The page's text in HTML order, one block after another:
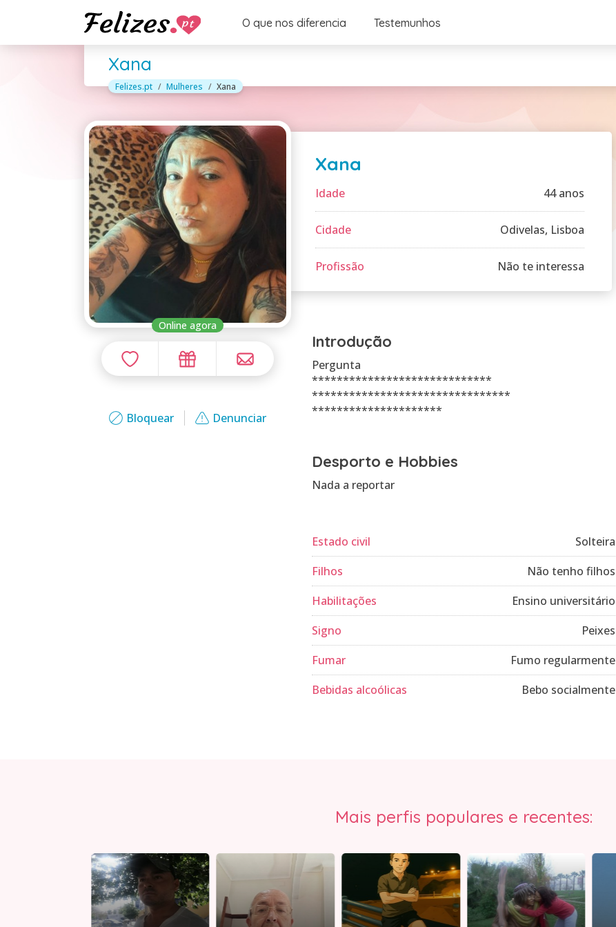
O que nos diferencia Testemunhos
Xana
Felizes.pt Mulheres Xana
Online agora
Bloquear Denunciar
Xana
Idade 44 anos
Cidade Odivelas, Lisboa
Profissão Não te interessa
Introdução
Pergunta
*****************************
********************************
*********************
Desporto e Hobbies
Nada a reportar
Estado civil
Solteira
Filhos
Não tenho filhos
Habilitações
Ensino universitário
Signo
Peixes
Fumar
Fumo regularmente
Bebidas alcoólicas
Bebo socialmente
Mais perfis populares e recentes: